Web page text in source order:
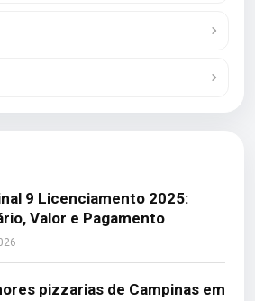
9 Licenciamento 2025:
Valor e Pagamento
pizzarias de Campinas em